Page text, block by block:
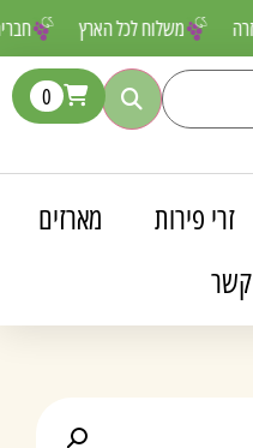
משלוח לכל הארץ ועזרה
0
זרי פירות
מארזים